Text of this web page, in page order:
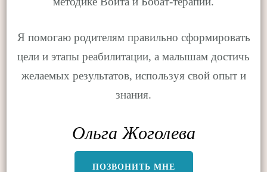
Я помогаю родителям правильно сформировать
цели и этапы реабилитации, а малышам достичь
желаемых результатов, используя свой опыт и
знания.
Ольга Жоголева
ПОЗВОНИТЬ МНЕ